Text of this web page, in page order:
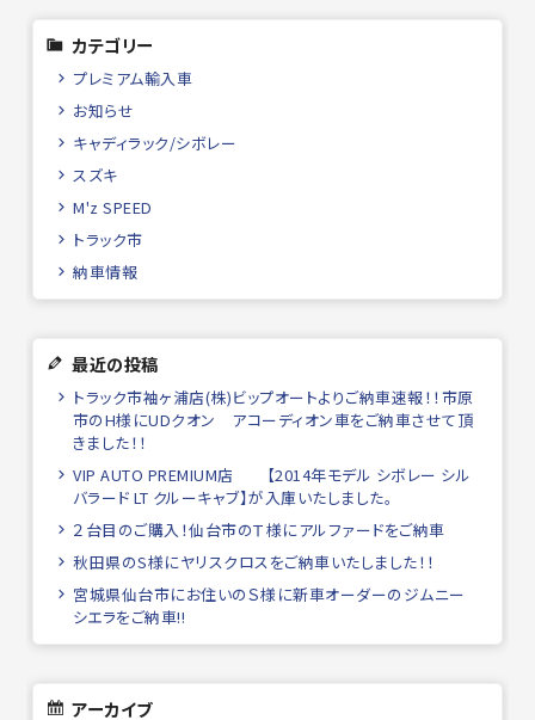
カテゴリー
プレミアム輸入車
お知らせ
キャディラック/シボレー
スズキ
M'z SPEED
トラック市
納車情報
最近の投稿
トラック市袖ヶ浦店(株)ビップオートよりご納車速報！！市原
市のH様にUDクオン アコーディオン車をご納車させて頂
きました！！
VIP AUTO PREMIUM店 【2014年モデル シボレー シル
バラード LT クルーキャブ】が入庫いたしました。
２台目のご購入！仙台市のＴ様にアルファードをご納車
秋田県のS様にヤリスクロスをご納車いたしました！！
宮城県仙台市にお住いのＳ様に新車オーダーのジムニー
シエラをご納車!!
アーカイブ